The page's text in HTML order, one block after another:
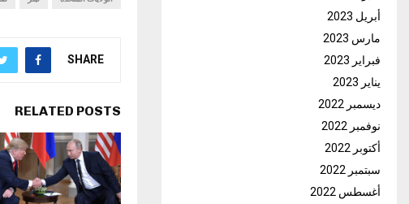
SHARE
RELATED POSTS
أبريل 2023
مارس 2023
فبراير 2023
يناير 2023
ديسمبر 2022
نوفمبر 2022
أكتوبر 2022
سبتمبر 2022
أغسطس 2022